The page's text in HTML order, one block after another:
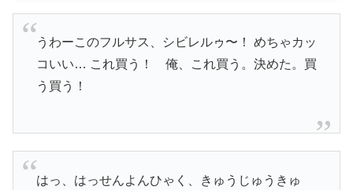
うわーこのフルサス、シビレルゥ〜！ めちゃカッ
コいい… これ買う！ 俺、これ買う。決めた。買
う買う！
はっ、はっせんよんひゃく、きゅうじゅうきゅ